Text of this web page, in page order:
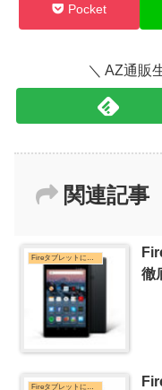
Pocket
＼ AZ通販
関連記事
徹